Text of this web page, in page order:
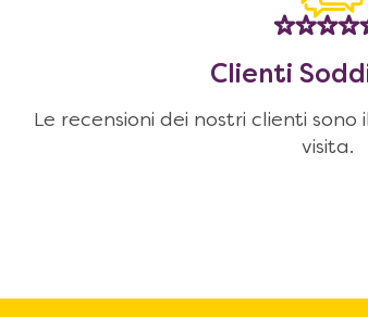
Clienti
Le recensioni dei nostri clienti
visita.